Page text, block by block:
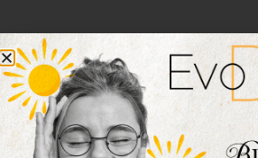
Nueva edición
disponible